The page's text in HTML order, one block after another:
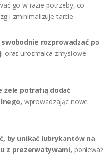
go w razie potrzeby, co
i zminimalizuje tarcie.
rozprowadzać po
oraz urozmaica zmysłowe
żele potrafią dodać
wprowadzając nowe
by unikać lubrykantów na
z prezerwatywami, ponieważ